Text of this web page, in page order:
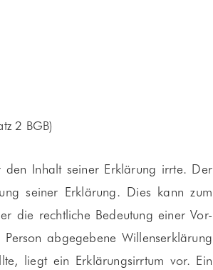
2 BGB)
Inhalt seiner Erklärung irrte. Der
seiner Erklärung. Dies kann zum
die rechtliche Bedeutung einer Vor-
abgegebene Willenserklärung
liegt ein Erklärungsirrtum vor. Ein